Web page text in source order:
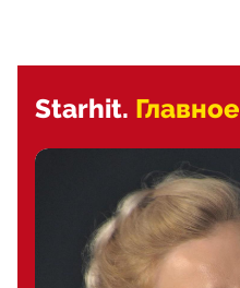
Starhit. Главное